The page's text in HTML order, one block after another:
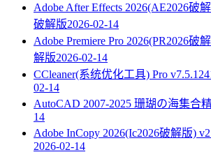
Adobe After Effects 2026(AE2026破
破解版2026-02-14
Adobe Premiere Pro 2026(PR2026破
解版2026-02-14
CCleaner(系统优化工具) Pro
02-14
AutoCAD 2007-2025 珊瑚の海集合
14
Adobe InCopy 2026(Ic2026破解版)
2026-02-14